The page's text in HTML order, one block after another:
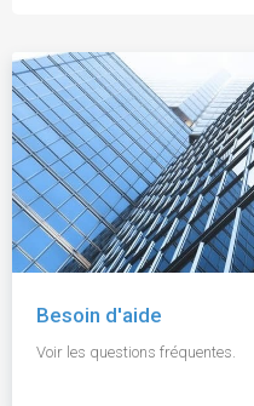
Besoin d'aide
Voir les questions fréquentes.